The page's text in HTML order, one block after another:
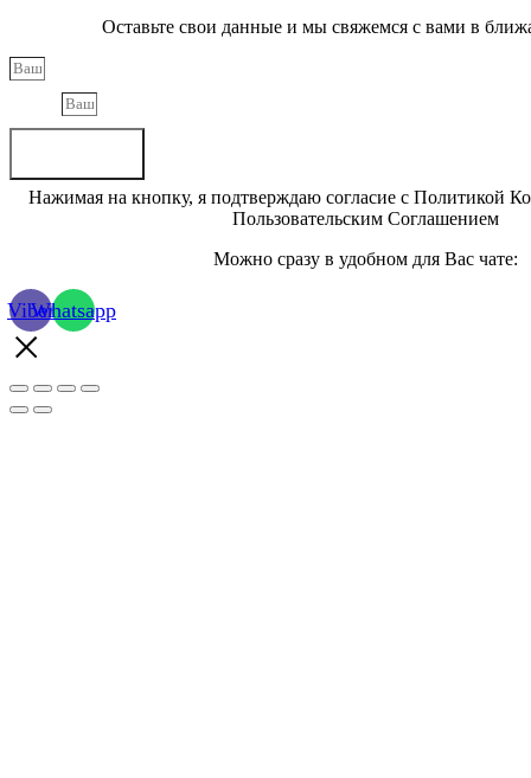
Оставьте свои данные и мы свяжемся с вами в
Нажимая на кнопку, я подтверждаю согласие с Политикой
Пользовательским Соглашением
Можно сразу в удобном для Вас чате:
ViberWhatsapp